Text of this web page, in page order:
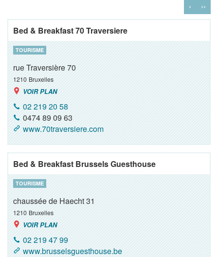
›
››
Bed & Breakfast 70 Traversiere
TOURISME
rue Traversière 70
1210 Bruxelles
VOIR PLAN
02 219 20 58
0474 89 09 63
www.70traversiere.com
Bed & Breakfast Brussels Guesthouse
TOURISME
chaussée de Haecht 31
1210 Bruxelles
VOIR PLAN
02 219 47 99
www.brusselsguesthouse.be